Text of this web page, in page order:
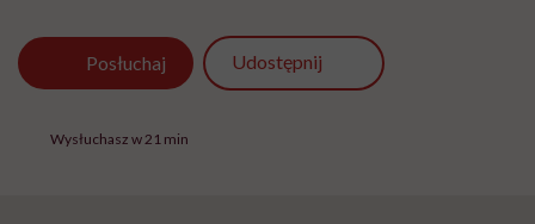
Posłuchaj Udostępnij
Wysłuchasz w 21 min